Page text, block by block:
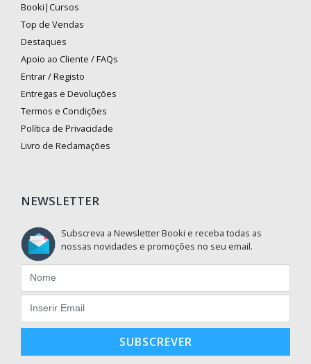
Booki|Cursos
Top de Vendas
Destaques
Apoio ao Cliente / FAQs
Entrar / Registo
Entregas e Devoluções
Termos e Condições
Política de Privacidade
Livro de Reclamações
NEWSLETTER
Subscreva a Newsletter Booki e receba todas as
nossas novidades e promoções no seu email.
SUBSCREVER